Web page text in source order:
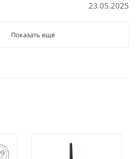
23.05.2025
Показать ещё